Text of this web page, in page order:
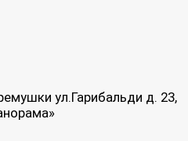
ул.Гарибальди д. 23,